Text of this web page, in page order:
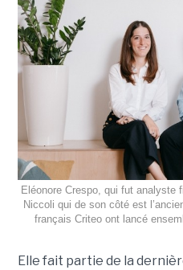
Eléonore Crespo, qui fut analyste
Niccoli qui de son côté est
français Criteo ont lancé
Elle fait partie de la